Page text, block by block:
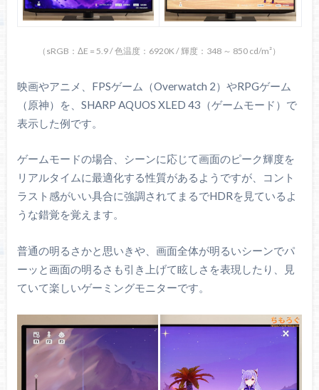
（sRGB：ΔE = 5.9 / 色温度：6920K / 輝度：348 ～ 850 cd/m²）
映画やアニメ、FPSゲーム（Overwatch 2）やRPGゲーム
（原神）を、SHARP AQUOS XLED 43（ゲームモード）で
表示した例です。
ゲームモードの場合、シーンに応じて画面のピーク輝度を
リアルタイムに最適化する性質があるようですが、コント
ラスト感がいい具合に強調されてまるでHDRを見ているよ
うな錯覚を覚えます。
普通の明るさかと思いきや、画面全体が明るいシーンでパ
ーッと画面の明るさも引き上げて眩しさを表現したり、見
ていて楽しいゲーミングモニターです。